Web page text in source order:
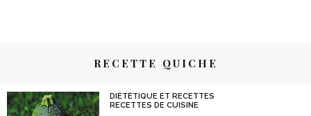
RECETTE QUICHE
DIÉTÉTIQUE ET RECETTES
RECETTES DE CUISINE